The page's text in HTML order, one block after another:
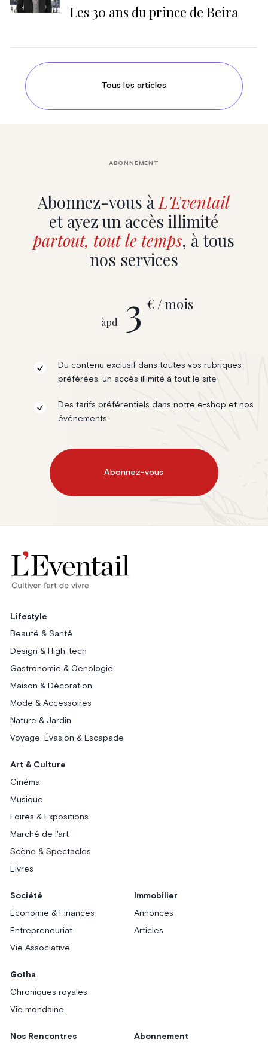
Les 30 ans du prince de Beira
Tous les articles
Abonnez-vous àL'Eventail
et ayez un accès illimité
partout, tout le temps, à tous
nos services
ABONNEMENT
àpd 3 € / mois
Du contenu exclusif dans toutes vos rubriques
préférées, un accès illimité à tout le site
Des tarifs préférentiels dans notre e-shop et nos
événements
Abonnez-vous
Lifestyle
Beauté & Santé
Design & High-tech
Gastronomie & Oenologie
Maison & Décoration
Mode & Accessoires
Nature & Jardin
Voyage, Évasion & Escapade
Art & Culture
Cinéma
Musique
Foires & Expositions
Marché de l'art
Scène & Spectacles
Livres
Société
Économie & Finances
Entrepreneuriat
Vie Associative
Immobilier
Annonces
Articles
Gotha
Chroniques royales
Vie mondaine
Nos Rencontres Abonnement